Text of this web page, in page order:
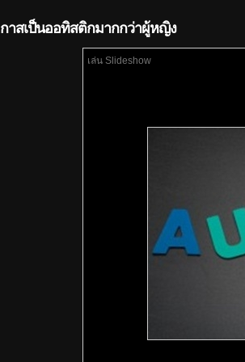
าสเป็นออทิสติกมากกว่าผู้หญิง
เล่น Slideshow